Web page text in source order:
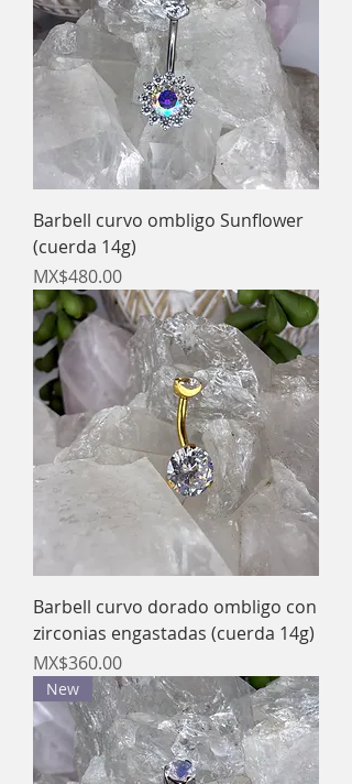
Barbell curvo ombligo Sunflower
(cuerda 14g)
Price
MX$480.00
Barbell curvo dorado ombligo con
zirconias engastadas (cuerda 14g)
Price
MX$360.00
New